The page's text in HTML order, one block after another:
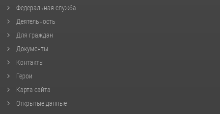
Федеральная служба
Деятельность
Для граждан
Документы
Контакты
Герои
Карта сайта
Открытые данные